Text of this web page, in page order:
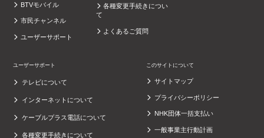
BTVモバイル
市民チャンネル
ユーザーサポート
各種変更手続きについ
て
よくあるご質問
ユーザーサポート
テレビについて
インターネットについて
ケーブルプラス電話について
各種変更手続きについて
このサイトについて
サイトマップ
プライバシーポリシー
NHK団体一括支払い
一般事業主行動計画